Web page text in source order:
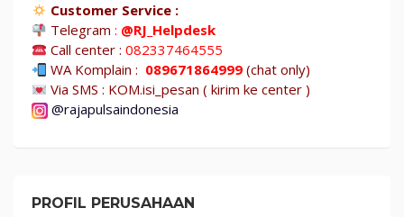
Customer Service :
Telegram: @RJ_Helpdesk
Call center :082337464555
WA Komplain : 089671864999 (chat only)
Via SMS : KOM.isi_pesan ( kirim ke center )
@rajapulsaindonesia
PROFIL PERUSAHAAN